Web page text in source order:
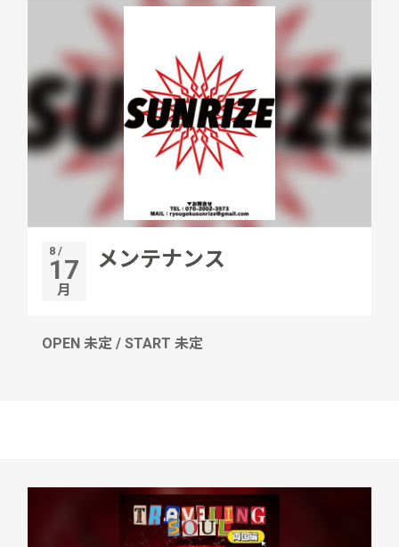
8 /
17
月
メンテナンス
OPEN 未定 / START 未定